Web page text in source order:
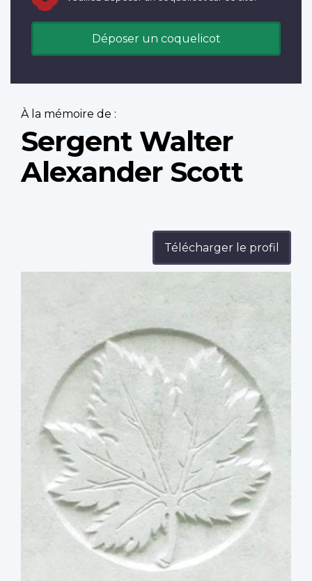
Déposer un coquelicot
À la mémoire de :
Sergent Walter
Alexander Scott
Télécharger le profil